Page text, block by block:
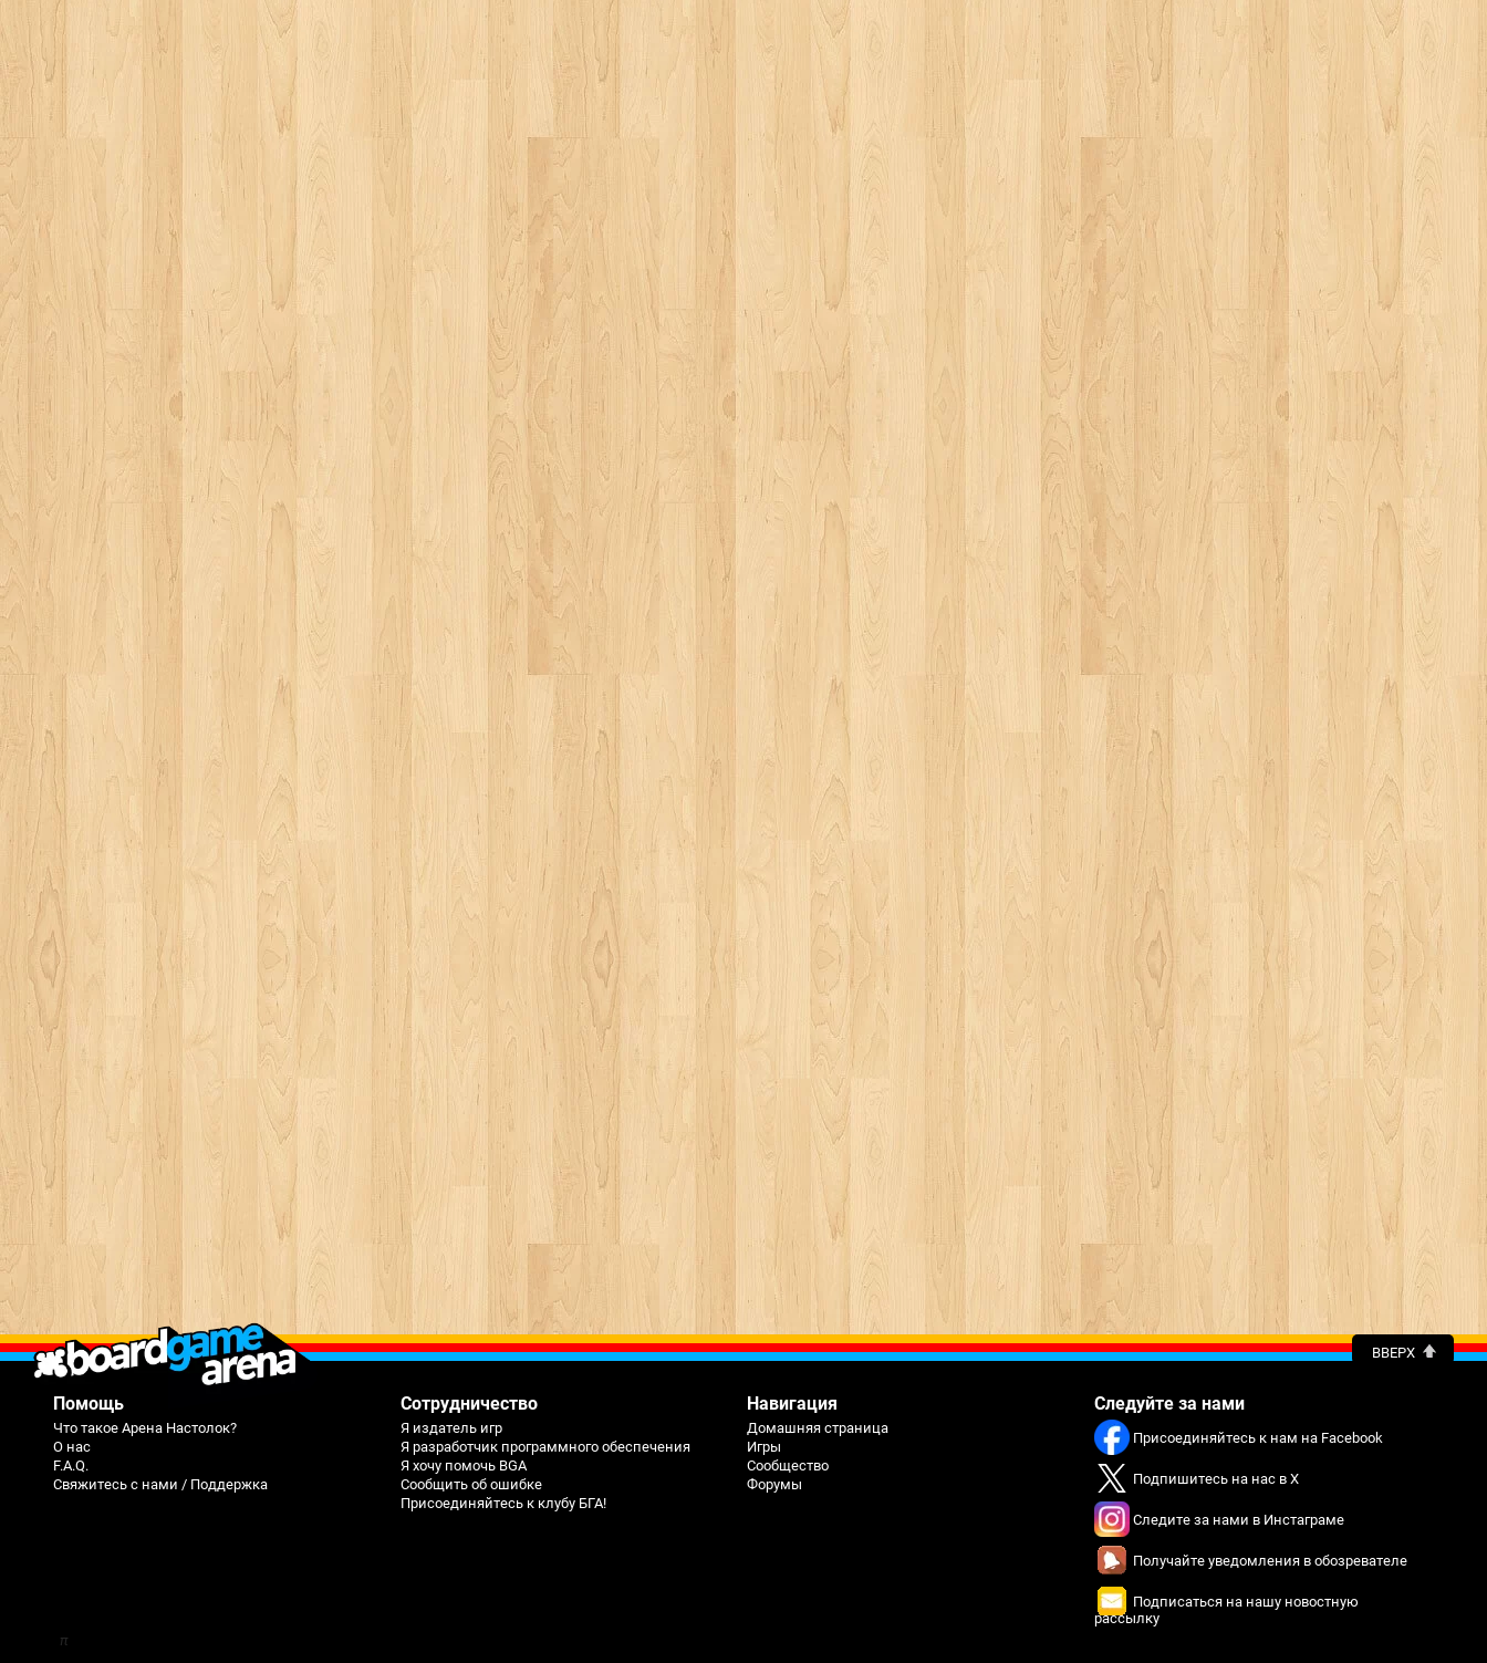
ВВЕРХ
Помощь
Что такое Арена Настолок?
О нас
F.A.Q.
Свяжитесь с нами / Поддержка
Сотрудничество
Я издатель игр
Я разработчик программного обеспечения
Я хочу помочь BGA
Сообщить об ошибке
Присоединяйтесь к клубу БГА!
Навигация
Домашняя страница
Игры
Сообщество
Форумы
Следуйте за нами
Присоединяйтесь к нам на Facebook
Подпишитесь на нас в X
Следите за нами в Инстаграме
Получайте уведомления в обозревателе
Подписаться на нашу новостную
рассылку
π